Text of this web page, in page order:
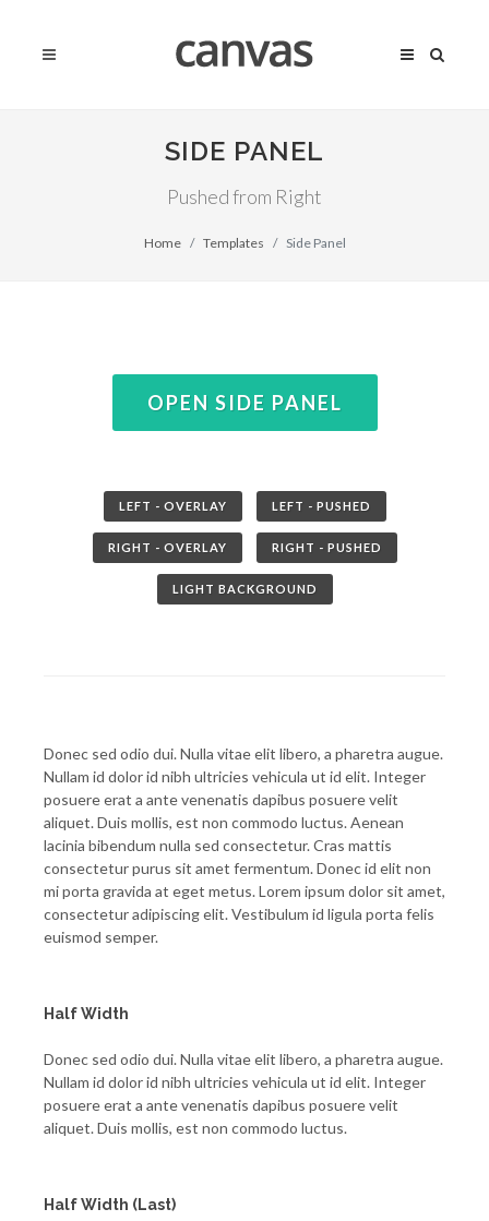
SIDE PANEL
Pushed from Right
Home Templates Side Panel
OPEN SIDE PANEL
LEFT - OVERLAY LEFT - PUSHED
RIGHT - OVERLAY RIGHT - PUSHED
LIGHT BACKGROUND
Donec sed odio dui. Nulla vitae elit libero, a pharetra augue.
Nullam id dolor id nibh ultricies vehicula ut id elit. Integer
posuere erat a ante venenatis dapibus posuere velit
aliquet. Duis mollis, est non commodo luctus. Aenean
lacinia bibendum nulla sed consectetur. Cras mattis
consectetur purus sit amet fermentum. Donec id elit non
mi porta gravida at eget metus. Lorem ipsum dolor sit amet,
consectetur adipiscing elit. Vestibulum id ligula porta felis
euismod semper.
Half Width
Donec sed odio dui. Nulla vitae elit libero, a pharetra augue.
Nullam id dolor id nibh ultricies vehicula ut id elit. Integer
posuere erat a ante venenatis dapibus posuere velit
aliquet. Duis mollis, est non commodo luctus.
Half Width (Last)